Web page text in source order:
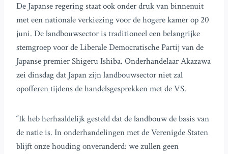
De Japanse regering staat ook onder druk van binnenuit
met een nationale verkiezing voor de hogere kamer op 20
juni. De landbouwsector is traditioneel een belangrijke
stemgroep voor de Liberale Democratische Partij van de
Japanse premier Shigeru Ishiba. Onderhandelaar Akazawa
zei dinsdag dat Japan zijn landbouwsector niet zal
opofferen tijdens de handelsgesprekken met de VS.
“Ik heb herhaaldelijk gesteld dat de landbouw de basis van
de natie is. In onderhandelingen met de Verenigde Staten
blijft onze houding onveranderd: we zullen geen